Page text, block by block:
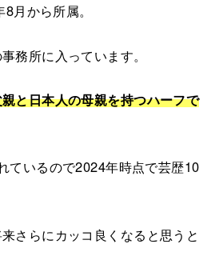
月から所属。
務所に入っています。
と日本人の母親を持つハーフで
ているので2024年時点で芸歴10
さらにカッコ良くなると思うと